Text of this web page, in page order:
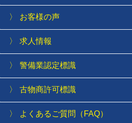
お客様の声
求人情報
警備業認定標識
古物商許可標識
よくあるご質問（FAQ）